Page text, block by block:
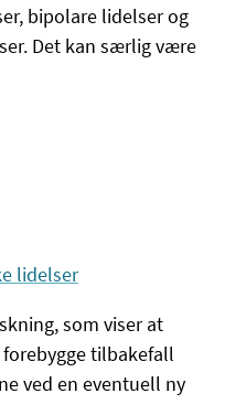
bipolare lidelser og
Det kan særlig være
lidelser
som viser at
tilbakefall
ved en eventuell ny